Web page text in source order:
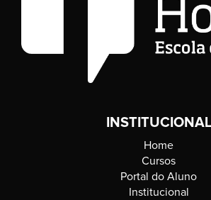
INSTITUCIONAL
Home
Cursos
Portal do Aluno
Institucional